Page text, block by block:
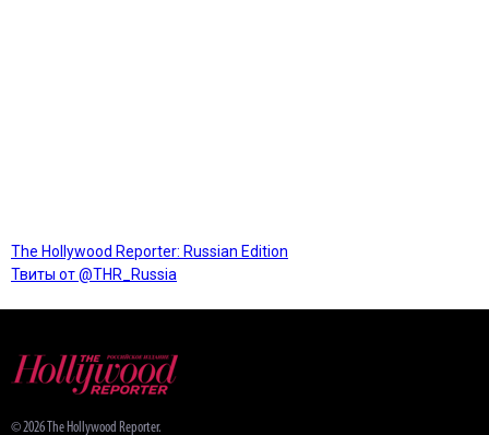
The Hollywood Reporter: Russian Edition
Твиты от @THR_Russia
© 2026 The Hollywood Reporter.